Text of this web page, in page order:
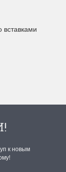
вставками
к новым